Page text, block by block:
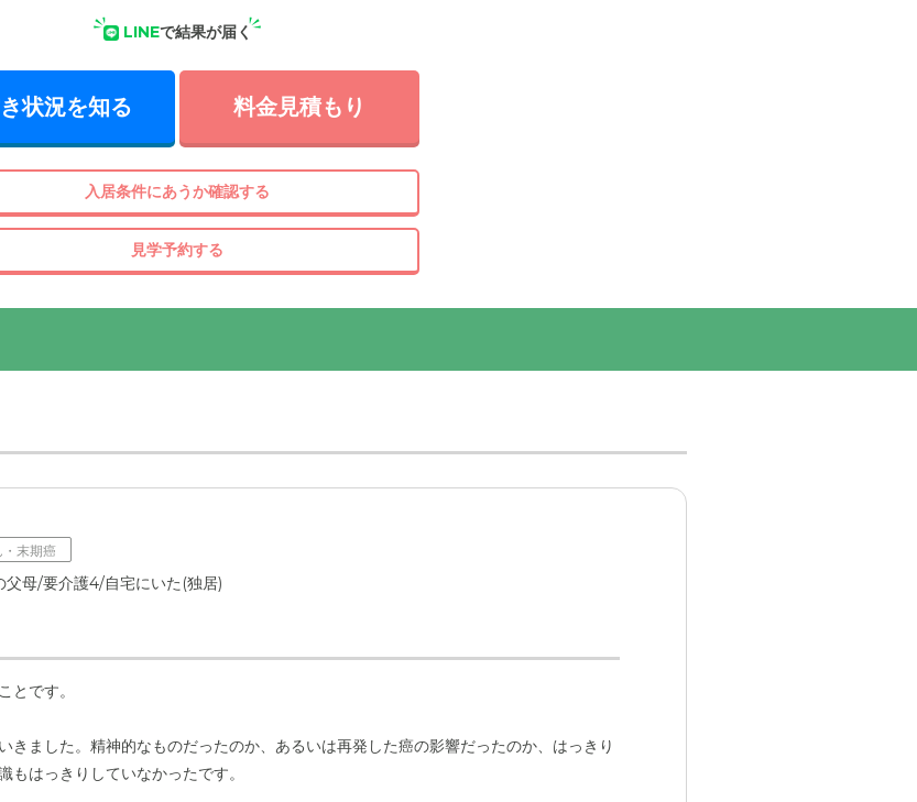
LINEで結果が届く
状況を知る 料金見積もり
入居条件にあうか確認する
見学予約する
・末期癌
母/要介護4/自宅にいた(独居)
とです。
きました。精神的なものだったのか、あるいは再発した癌の影響だったのか、はっきり
もはっきりしていなかったです。